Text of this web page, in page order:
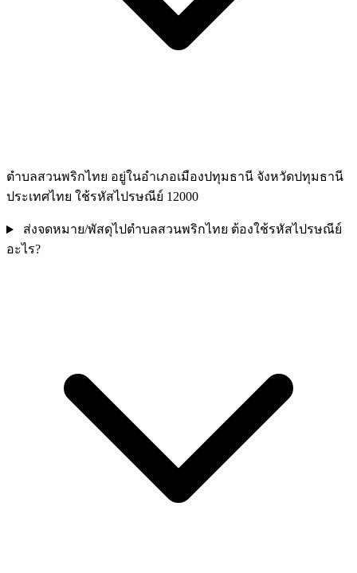
ตำบลสวนพริกไทย อยู่ในอำเภอเมืองปทุมธานี จังหวัดปทุมธานี
ประเทศไทย ใช้รหัสไปรษณีย์ 12000
ส่งจดหมาย/พัสดุไปตำบลสวนพริกไทย ต้องใช้รหัสไปรษณีย์
อะไร?